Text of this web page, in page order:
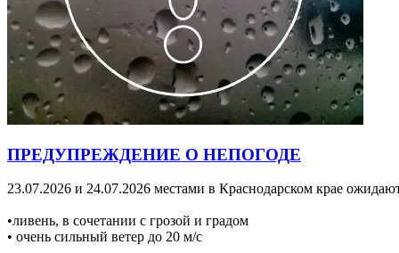
ПРЕДУПРЕЖДЕНИЕ О НЕПОГОДЕ
23.07.2026 и 24.07.2026 местами в Краснодарском крае
•ливень, в сочетании с грозой и градом
• очень сильный ветер до 20 м/с